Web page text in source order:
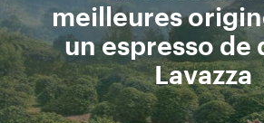
meilleures
un espresso de
Lavazza